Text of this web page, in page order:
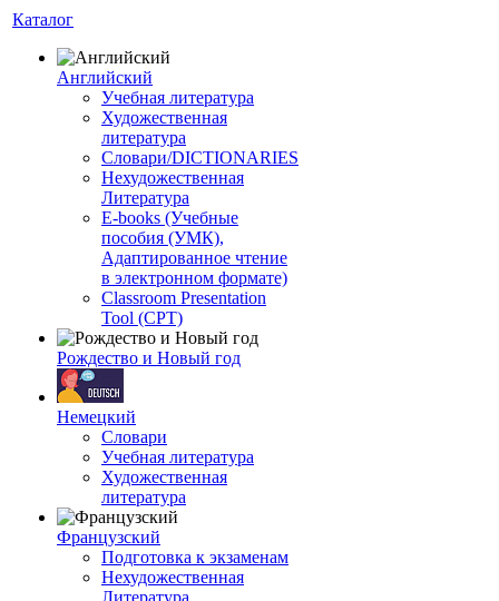
Каталог
Английский
Учебная литература
Художественная
литература
Словари/DICTIONARIES
Нехудожественная
Литература
E-books (Учебные
пособия (УМК),
Адаптированное чтение
в электронном формате)
Classroom Presentation
Tool (CPT)
Рождество и Новый год
Немецкий
Словари
Учебная литература
Художественная
литература
Французский
Подготовка к экзаменам
Нехудожественная
Литература